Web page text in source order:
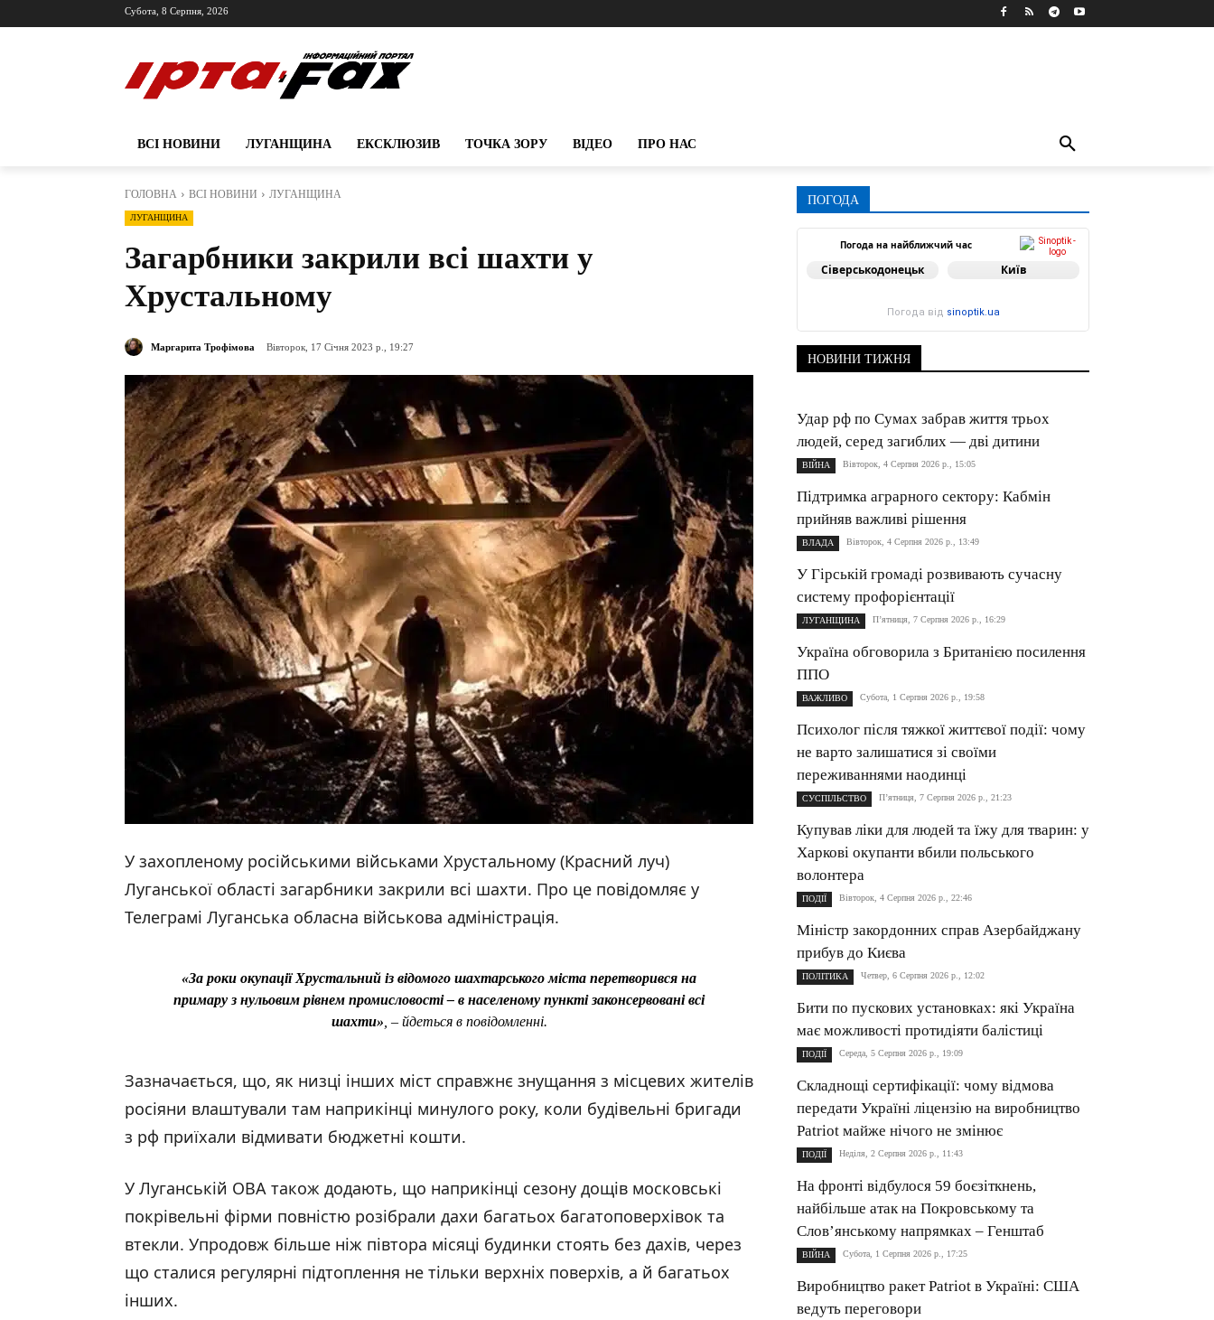
Субота, 8 Серпня, 2026
ВСІ НОВИНИ ЛУГАНЩИНА ЕКСКЛЮЗИВ ТОЧКА ЗОРУ ВІДЕО ПРО НАС
ГОЛОВНА ВСІ НОВИНИ ЛУГАНЩИНА
ЛУГАНЩИНА
Загарбники закрили всі шахти у
Хрустальному
Маргарита Трофімова Вівторок, 17 Січня 2023 р., 19:27
У захопленому російськими військами Хрустальному (Красний луч)
Луганської області загарбники закрили всі шахти. Про це повідомляє у
Телеграмі Луганська обласна військова адміністрація.
«За роки окупації Хрустальний із відомого шахтарського міста перетворився на
примару з нульовим рівнем промисловості – в населеному пункті законсервовані всі
шахти», – йдеться в повідомленні.
Зазначається, що, як низці інших міст справжнє знущання з місцевих жителів
росіяни влаштували там наприкінці минулого року, коли будівельні бригади
з рф приїхали відмивати бюджетні кошти.
У Луганській ОВА також додають, що наприкінці сезону дощів московські
покрівельні фірми повністю розібрали дахи багатьох багатоповерхівок та
втекли. Упродовж більше ніж півтора місяці будинки стоять без дахів, через
що сталися регулярні підтоплення не тільки верхніх поверхів, а й багатьох
інших.
ПОГОДА
Погода на найближчий час
Сіверськодонецьк Київ
Погода від sinoptik.ua
НОВИНИ ТИЖНЯ
Удар рф по Сумах забрав життя трьох
людей, серед загиблих — дві дитини
ВІЙНА Вівторок, 4 Серпня 2026 р., 15:05
Підтримка аграрного сектору: Кабмін
прийняв важливі рішення
ВЛАДА Вівторок, 4 Серпня 2026 р., 13:49
У Гірській громаді розвивають сучасну
систему профорієнтації
ЛУГАНЩИНА П’ятниця, 7 Серпня 2026 р., 16:29
Україна обговорила з Британією посилення
ППО
ВАЖЛИВО Субота, 1 Серпня 2026 р., 19:58
Психолог після тяжкої життєвої події: чому
не варто залишатися зі своїми
переживаннями наодинці
СУСПІЛЬСТВО П’ятниця, 7 Серпня 2026 р., 21:23
Купував ліки для людей та їжу для тварин: у
Харкові окупанти вбили польського
волонтера
ПОДІЇ Вівторок, 4 Серпня 2026 р., 22:46
Міністр закордонних справ Азербайджану
прибув до Києва
ПОЛІТИКА Четвер, 6 Серпня 2026 р., 12:02
Бити по пускових установках: які Україна
має можливості протидіяти балістиці
ПОДІЇ Середа, 5 Серпня 2026 р., 19:09
Складнощі сертифікації: чому відмова
передати Україні ліцензію на виробництво
Patriot майже нічого не змінює
ПОДІЇ Неділя, 2 Серпня 2026 р., 11:43
На фронті відбулося 59 боєзіткнень,
найбільше атак на Покровському та
Слов’янському напрямках – Генштаб
ВІЙНА Субота, 1 Серпня 2026 р., 17:25
Виробництво ракет Patriot в Україні: США
ведуть переговори